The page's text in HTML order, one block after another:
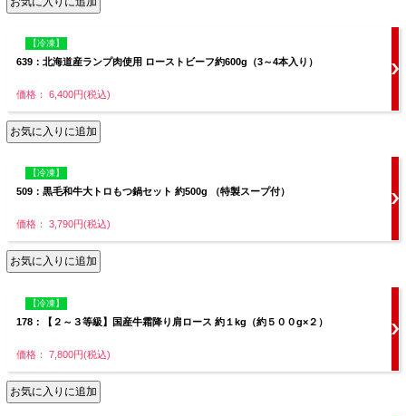
【冷凍】
639：北海道産ランプ肉使用 ローストビーフ約600g（3～4本入り）
価格： 6,400円(税込)
【冷凍】
509：黒毛和牛大トロもつ鍋セット 約500g （特製スープ付）
価格： 3,790円(税込)
【冷凍】
178：【２～３等級】国産牛霜降り肩ロース 約１kg（約５００g×２）
価格： 7,800円(税込)